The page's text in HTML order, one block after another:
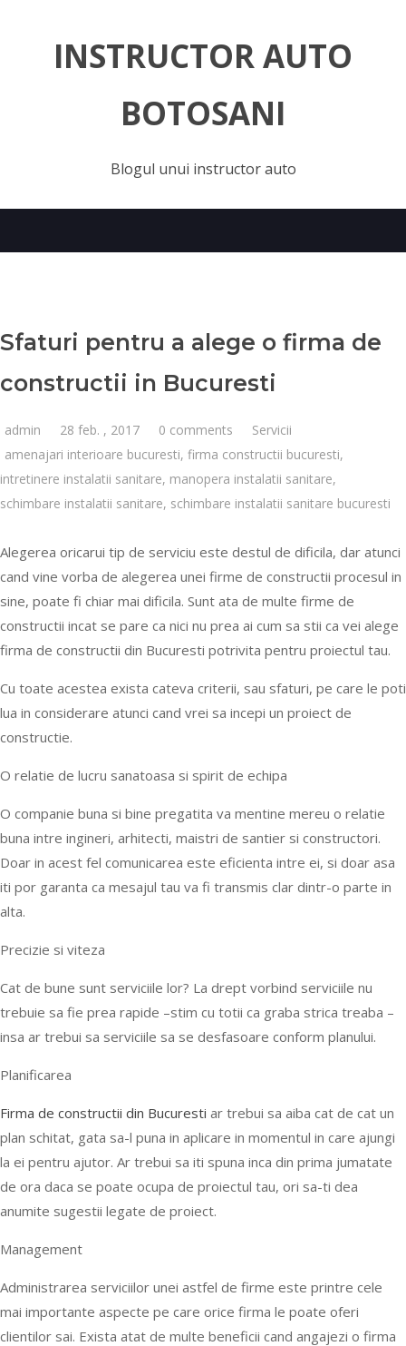
INSTRUCTOR AUTO
BOTOSANI
Blogul unui instructor auto
Sfaturi pentru a alege o firma de
constructii in Bucuresti
admin 28 feb. , 2017 0 comments
Servicii
amenajari interioare bucuresti, firma constructii bucuresti,
intretinere instalatii sanitare, manopera instalatii sanitare,
schimbare instalatii sanitare, schimbare instalatii sanitare bucuresti
Alegerea oricarui tip de serviciu este destul de dificila, dar atunci
cand vine vorba de alegerea unei firme de constructii procesul in
sine, poate fi chiar mai dificila. Sunt ata de multe firme de
constructii incat se pare ca nici nu prea ai cum sa stii ca vei alege
firma de constructii din Bucuresti potrivita pentru proiectul tau.
Cu toate acestea exista cateva criterii, sau sfaturi, pe care le poti
lua in considerare atunci cand vrei sa incepi un proiect de
constructie.
O relatie de lucru sanatoasa si spirit de echipa
O companie buna si bine pregatita va mentine mereu o relatie
buna intre ingineri, arhitecti, maistri de santier si constructori.
Doar in acest fel comunicarea este eficienta intre ei, si doar asa
iti por garanta ca mesajul tau va fi transmis clar dintr-o parte in
alta.
Precizie si viteza
Cat de bune sunt serviciile lor? La drept vorbind serviciile nu
trebuie sa fie prea rapide –stim cu totii ca graba strica treaba –
insa ar trebui sa serviciile sa se desfasoare conform planului.
Planificarea
Firma de constructii din Bucuresti ar trebui sa aiba cat de cat un
plan schitat, gata sa-l puna in aplicare in momentul in care ajungi
la ei pentru ajutor. Ar trebui sa iti spuna inca din prima jumatate
de ora daca se poate ocupa de proiectul tau, ori sa-ti dea
anumite sugestii legate de proiect.
Management
Administrarea serviciilor unei astfel de firme este printre cele
mai importante aspecte pe care orice firma le poate oferi
clientilor sai. Exista atat de multe beneficii cand angajezi o firma